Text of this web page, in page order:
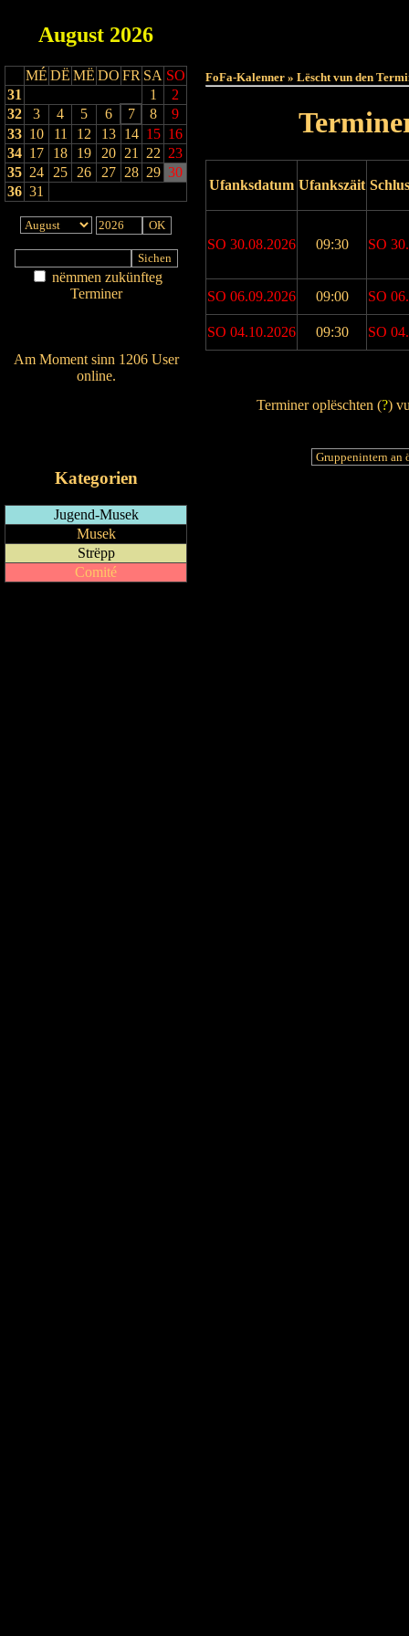
August 2026
MÉ DË MË DO FR SA SO
31
1
2
32
3 4 5 6 7 8
9
33 10 11 12 13 14 15 16
34 17 18 19 20 21 22 23
35 24 25 26 27 28 29 30
36 31
nëmmen zukünfteg
Terminer
Am Moment sinn 1206 User
online.
Kategorien
Jugend-Musek
Musek
Strëpp
Comité
FoFa-Kalenner » Lëscht vun den
Ufanksdatum Ufankszäit
SO 30.08.2026 09:30 SO
SO 06.09.2026 09:00 SO
SO 04.10.2026 09:30 SO
Terminer oplëschten (?)